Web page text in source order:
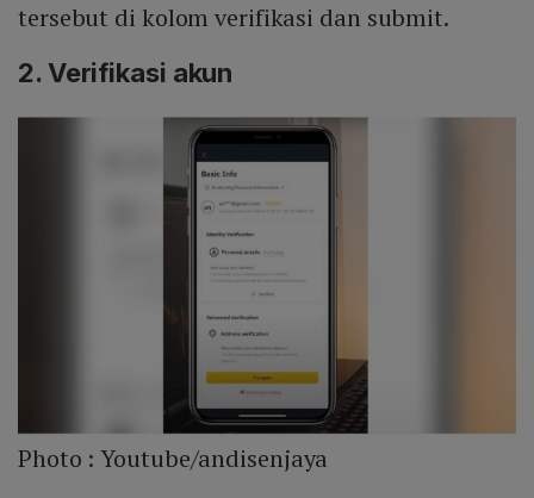
tersebut di kolom verifikasi dan submit.
2. Verifikasi akun
Photo :Youtube/andisenjaya